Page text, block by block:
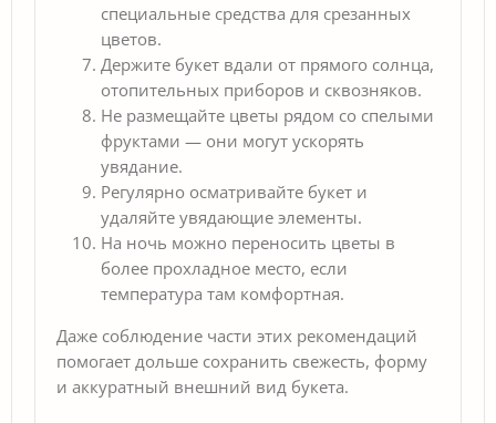
специальные средства для срезанных
цветов.
Держите букет вдали от прямого солнца,
отопительных приборов и сквозняков.
Не размещайте цветы рядом со спелыми
фруктами — они могут ускорять
увядание.
Регулярно осматривайте букет и
удаляйте увядающие элементы.
На ночь можно переносить цветы в
более прохладное место, если
температура там комфортная.
Даже соблюдение части этих рекомендаций
помогает дольше сохранить свежесть, форму
и аккуратный внешний вид букета.